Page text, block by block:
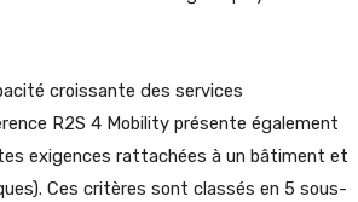
croissante des services
R2S 4 Mobility présente également
exigences rattachées à un bâtiment et
Ces critères sont classés en 5 sous-